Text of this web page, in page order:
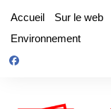
contenu
Accueil Sur le web
Environnement